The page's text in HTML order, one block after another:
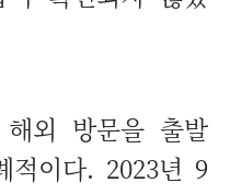
외 방문을 출발
적이다. 2023년 9